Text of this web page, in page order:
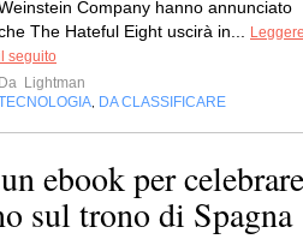
Company hanno annunciato
The Hateful Eight uscirà in...
seguito
Da Lightman
DA CLASSIFICARE
ebook per celebrare
sul trono di Spagna